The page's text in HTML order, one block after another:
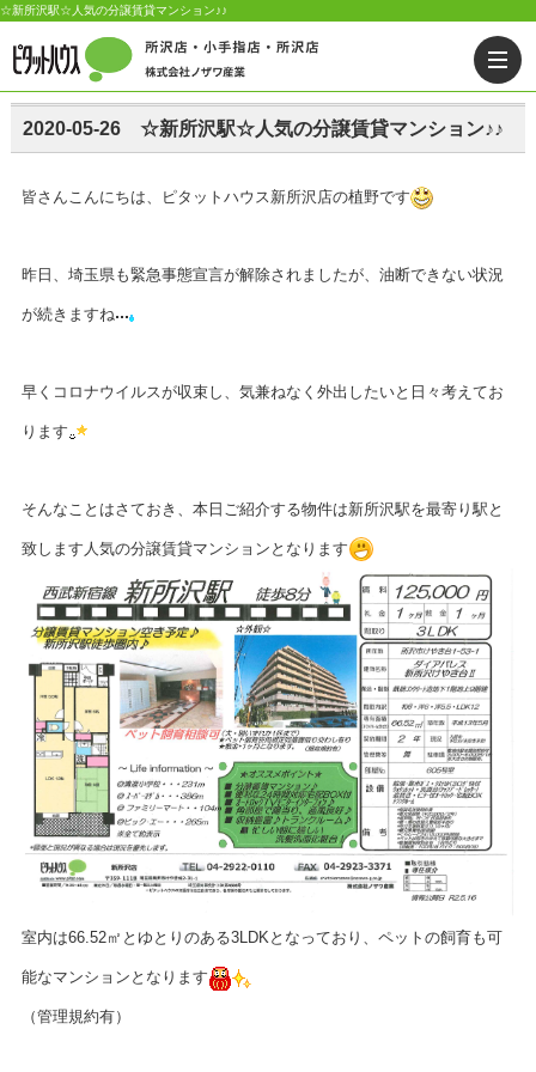
☆新所沢駅☆人気の分譲賃貸マンション♪♪
2020-05-26 ☆新所沢駅☆人気の分譲賃貸マンション♪♪
皆さんこんにちは、ピタットハウス新所沢店の植野です
昨日、埼玉県も緊急事態宣言が解除されましたが、油断できない状況
が続きますね
早くコロナウイルスが収束し、気兼ねなく外出したいと日々考えてお
ります
そんなことはさておき、本日ご紹介する物件は新所沢駅を最寄り駅と
致します人気の分譲賃貸マンションとなります
室内は66.52㎡とゆとりのある3LDKとなっており、ペットの飼育も可
能なマンションとなります
（管理規約有）